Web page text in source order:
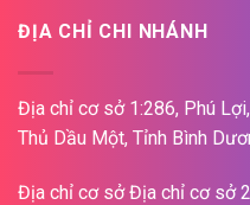
ĐỊA CHỈ CHI NHÁNH
Địa chỉ cơ sở 1:286, Phú
Thủ Dầu Một, Tỉnh Bình
Địa chỉ cơ sở Địa chỉ cơ sở